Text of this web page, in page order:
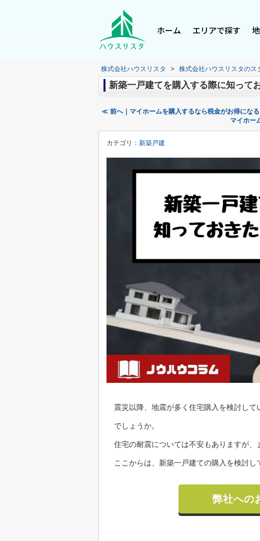
ホーム エリアで探す
株式会社ハウスリスタ > 株式会社ハウスリスタのス
新築一戸建てを購入する際に知って
≪ 前へ｜マイホームを購入するなら税金がお得になる
マイホー
カテゴリ： 新築戸建
震災以降、地震が多く住宅購入を検討し
でしょうか。
住宅の耐震については不安もありますが、
ここからは、新築一戸建ての購入を検討し
弊社への